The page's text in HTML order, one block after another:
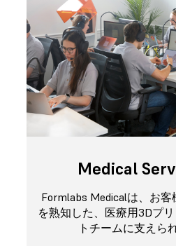
Medical
Formlabs Medicalは、お
を熟知した、医療用3Dプ
トチームに支えら